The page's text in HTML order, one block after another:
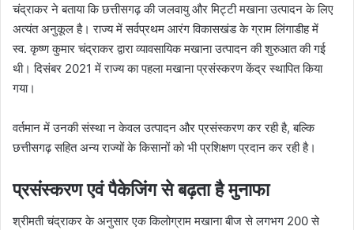
चंद्राकर ने बताया कि छत्तीसगढ़ की जलवायु और मिट्टी मखाना उत्पादन के लिए
अत्यंत अनुकूल है। राज्य में सर्वप्रथम आरंग विकासखंड के ग्राम लिंगाडीह में
स्व. कृष्ण कुमार चंद्राकर द्वारा व्यावसायिक मखाना उत्पादन की शुरुआत की गई
थी। दिसंबर 2021 में राज्य का पहला मखाना प्रसंस्करण केंद्र स्थापित किया
गया।
वर्तमान में उनकी संस्था न केवल उत्पादन और प्रसंस्करण कर रही है, बल्कि
छत्तीसगढ़ सहित अन्य राज्यों के किसानों को भी प्रशिक्षण प्रदान कर रही है।
प्रसंस्करण एवं पैकेजिंग से बढ़ता है मुनाफा
श्रीमती चंद्राकर के अनुसार एक किलोग्राम मखाना बीज से लगभग 200 से